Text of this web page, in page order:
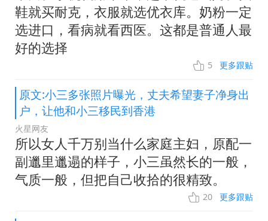
鞋就买耐克，衣服就选优衣库。奶粉一定
选进口，看病就看西医。这都是普通人最
好的选择
5 更多跟贴
原文:小三多张照片曝光，丈夫希望妻子净身出
户，让他和小三移民到香港
火星网友
所以女人千万别当什么家庭主妇，原配一
副邋里邋遢的样子，小三虽然长的一般，
气质一般，但把自己收拾的很精致。
20 更多跟贴